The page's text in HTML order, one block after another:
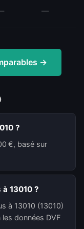
—
→
?
€, basé sur
13010 ?
à 13010 (13010)
données DVF